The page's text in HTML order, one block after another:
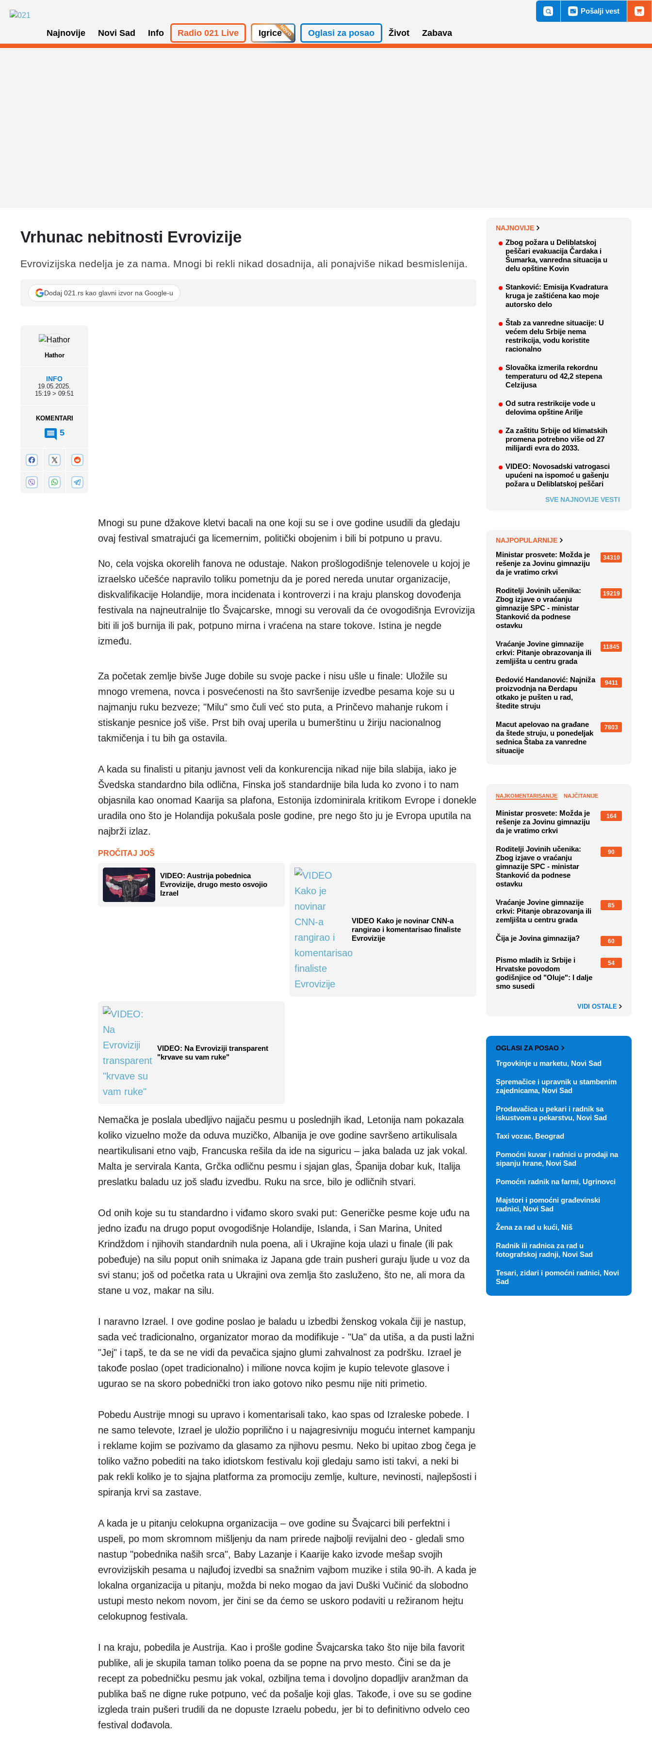
Najnovije Novi Sad Info Radio 021 Live Igrice Oglasi za posao Život Zabava
Pošalji vest
Vrhunac nebitnosti Evrovizije
Hathor
INFO
19.05.2025.
15:19 > 09:51
KOMENTARI
5
Evrovizijska nedelja je za nama. Mnogi bi rekli nikad dosadnija, ali ponajviše nikad besmislenija.
Dodaj 021.rs kao glavni izvor na Google-u
Mnogi su pune džakove kletvi bacali na one koji su se i ove godine usudili da gledaju
ovaj festival smatrajući ga licemernim, politički obojenim i bili bi potpuno u pravu.
No, cela vojska okorelih fanova ne odustaje. Nakon prošlogodišnje telenovele u kojoj je
izraelsko učešće napravilo toliku pometnju da je pored nereda unutar organizacije,
diskvalifikacije Holandije, mora incidenata i kontroverzi i na kraju planskog dovođenja
festivala na najneutralnije tlo Švajcarske, mnogi su verovali da će ovogodišnja Evrovizija
biti ili još burnija ili pak, potpuno mirna i vraćena na stare tokove. Istina je negde
između.
Za početak zemlje bivše Juge dobile su svoje packe i nisu ušle u finale: Uložile su
mnogo vremena, novca i posvećenosti na što savršenije izvedbe pesama koje su u
najmanju ruku bezveze; "Milu" smo čuli već sto puta, a Prinčevo mahanje rukom i
stiskanje pesnice još više. Prst bih ovaj uperila u bumerštinu u žiriju nacionalnog
takmičenja i tu bih ga ostavila.
A kada su finalisti u pitanju javnost veli da konkurencija nikad nije bila slabija, iako je
Švedska standardno bila odlična, Finska još standardnije bila luda ko zvono i to nam
objasnila kao onomad Kaarija sa plafona, Estonija izdominirala kritikom Evrope i donekle
uradila ono što je Holandija pokušala posle godine, pre nego što ju je Evropa uputila na
najbrži izlaz.
PROČITAJ JOŠ
VIDEO: Austrija pobednica
Evrovizije, drugo mesto osvojio
Izrael
VIDEO Kako je novinar CNN-a
rangirao i komentarisao finaliste
Evrovizije
VIDEO: Na Evroviziji transparent
"krvave su vam ruke"
Nemačka je poslala ubedljivo najjaču pesmu u poslednjih ikad, Letonija nam pokazala
koliko vizuelno može da oduva muzičko, Albanija je ove godine savršeno artikulisala
neartikulisani etno vajb, Francuska rešila da ide na siguricu – jaka balada uz jak vokal.
Malta je servirala Kanta, Grčka odličnu pesmu i sjajan glas, Španija dobar kuk, Italija
preslatku baladu uz još slađu izvedbu. Ruku na srce, bilo je odličnih stvari.
Od onih koje su tu standardno i viđamo skoro svaki put: Generičke pesme koje uđu na
jedno izađu na drugo poput ovogodišnje Holandije, Islanda, i San Marina, United
Krindždom i njihovih standardnih nula poena, ali i Ukrajine koja ulazi u finale (ili pak
pobeđuje) na silu poput onih snimaka iz Japana gde train pusheri guraju ljude u voz da
svi stanu; još od početka rata u Ukrajini ova zemlja što zasluženo, što ne, ali mora da
stane u voz, makar na silu.
I naravno Izrael. I ove godine poslao je baladu u izbedbi ženskog vokala čiji je nastup,
sada već tradicionalno, organizator morao da modifikuje - "Ua" da utiša, a da pusti lažni
"Jej" i tapš, te da se ne vidi da pevačica sjajno glumi zahvalnost za podršku. Izrael je
takođe poslao (opet tradicionalno) i milione novca kojim je kupio televote glasove i
ugurao se na skoro pobednički tron iako gotovo niko pesmu nije niti primetio.
Pobedu Austrije mnogi su upravo i komentarisali tako, kao spas od Izraleske pobede. I
ne samo televote, Izrael je uložio poprilično i u najagresivniju moguću internet kampanju
i reklame kojim se pozivamo da glasamo za njihovu pesmu. Neko bi upitao zbog čega je
toliko važno pobediti na tako idiotskom festivalu koji gledaju samo isti takvi, a neki bi
pak rekli koliko je to sjajna platforma za promociju zemlje, kulture, nevinosti, najlepšosti i
spiranja krvi sa zastave.
A kada je u pitanju celokupna organizacija – ove godine su Švajcarci bili perfektni i
uspeli, po mom skromnom mišljenju da nam prirede najbolji revijalni deo - gledali smo
nastup "pobednika naših srca", Baby Lazanje i Kaarije kako izvode mešap svojih
evrovizijskih pesama u najluđoj izvedbi sa snažnim vajbom muzike i stila 90-ih. A kada je
lokalna organizacija u pitanju, možda bi neko mogao da javi Duški Vučinić da slobodno
ustupi mesto nekom novom, jer čini se da ćemo se uskoro podaviti u režiranom hejtu
celokupnog festivala.
I na kraju, pobedila je Austrija. Kao i prošle godine Švajcarska tako što nije bila favorit
publike, ali je skupila taman toliko poena da se popne na prvo mesto. Čini se da je
recept za pobedničku pesmu jak vokal, ozbiljna tema i dovoljno dopadljiv aranžman da
publika baš ne digne ruke potpuno, već da pošalje koji glas. Takođe, i ove su se godine
izgleda train pušeri trudili da ne dopuste Izraelu pobedu, jer bi to definitivno odvelo ceo
festival dođavola.
NAJNOVIJE
Zbog požara u Deliblatskoj
peščari evakuacija Čardaka i
Šumarka, vanredna situacija u
delu opštine Kovin
Stanković: Emisija Kvadratura
kruga je zaštićena kao moje
autorsko delo
Štab za vanredne situacije: U
većem delu Srbije nema
restrikcija, vodu koristite
racionalno
Slovačka izmerila rekordnu
temperaturu od 42,2 stepena
Celzijusa
Od sutra restrikcije vode u
delovima opštine Arilje
Za zaštitu Srbije od klimatskih
promena potrebno više od 27
milijardi evra do 2033.
VIDEO: Novosadski vatrogasci
upućeni na ispomoć u gašenju
požara u Deliblatskoj peščari
SVE NAJNOVIJE VESTI
NAJPOPULARNIJE
Ministar prosvete: Možda je
rešenje za Jovinu gimnaziju
da je vratimo crkvi
34310
Roditelji Jovinih učenika:
Zbog izjave o vraćanju
gimnazije SPC - ministar
Stanković da podnese
ostavku
19219
Vraćanje Jovine gimnazije
crkvi: Pitanje obrazovanja ili
zemljišta u centru grada
11845
Đedović Handanović: Najniža
proizvodnja na Đerdapu
otkako je pušten u rad,
štedite struju
9411
Macut apelovao na građane
da štede struju, u ponedeljak
sednica Štaba za vanredne
situacije
7803
NAJKOMENTARISANIJE NAJČITANIJE
Ministar prosvete: Možda je
rešenje za Jovinu gimnaziju
da je vratimo crkvi
164
Roditelji Jovinih učenika:
Zbog izjave o vraćanju
gimnazije SPC - ministar
Stanković da podnese
ostavku
90
Vraćanje Jovine gimnazije
crkvi: Pitanje obrazovanja ili
zemljišta u centru grada
85
Čija je Jovina gimnazija? 60
Pismo mladih iz Srbije i
Hrvatske povodom
godišnjice od "Oluje": I dalje
smo susedi
54
VIDI OSTALE
OGLASI ZA POSAO
Trgovkinje u marketu, Novi Sad
Spremačice i upravnik u stambenim
zajednicama, Novi Sad
Prodavačica u pekari i radnik sa
iskustvom u pekarstvu, Novi Sad
Taxi vozac, Beograd
Pomoćni kuvar i radnici u prodaji na
sipanju hrane, Novi Sad
Pomoćni radnik na farmi, Ugrinovci
Majstori i pomoćni građevinski
radnici, Novi Sad
Žena za rad u kući, Niš
Radnik ili radnica za rad u
fotografskoj radnji, Novi Sad
Tesari, zidari i pomoćni radnici, Novi
Sad